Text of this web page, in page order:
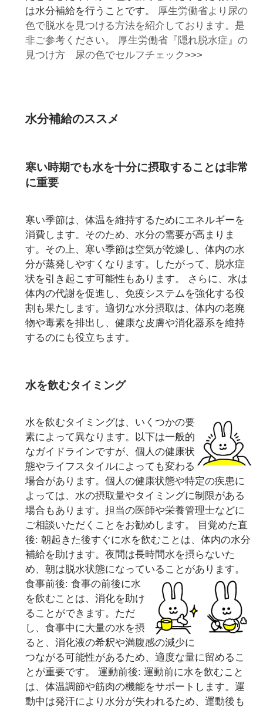
は水分補給を行うことです。 厚生労働省より尿の
色で脱水を見つける方法を紹介しております。是
非ご参考ください。
厚生労働省『隠れ脱水症』の
見つけ方 尿の色でセルフチェック>>>
水分補給のススメ
寒い時期でも水を十分に摂取することは非常
に重要
寒い季節は、体温を維持するためにエネルギーを
消費します。そのため、水分の需要が高まりま
す。その上、寒い季節は空気が乾燥し、体内の水
分が蒸発しやすくなります。したがって、脱水症
状を引き起こす可能性もあります。 さらに、水は
体内の代謝を促進し、免疫システムを強化する役
割も果たします。適切な水分摂取は、体内の老廃
物や毒素を排出し、健康な皮膚や消化器系を維持
するのにも役立ちます。
水を飲むタイミング
水を飲むタイミングは、いくつかの要
素によって異なります。以下は一般的
なガイドラインですが、個人の健康状
態やライフスタイルによっても変わる
場合があります。個人の健康状態や特定の疾患に
よっては、水の摂取量やタイミングに制限がある
場合もあります。担当の医師や栄養管理士などに
ご相談いただくことをお勧めします。 目覚めた直
後: 朝起きた後すぐに水を飲むことは、体内の水分
補給を助けます。夜間は長時間水を摂らないた
め、朝は脱水状態になっていることがあります。
食事前後: 食事の前後に水
を飲むことは、消化を助け
ることができます。ただ
し、食事中に大量の水を摂
ると、消化液の希釈や満腹感の減少に
つながる可能性があるため、適度な量に留めるこ
とが重要です。 運動前後: 運動前に水を飲むこと
は、体温調節や筋肉の機能をサポートします。運
動中は発汗により水分が失われるため、運動後も